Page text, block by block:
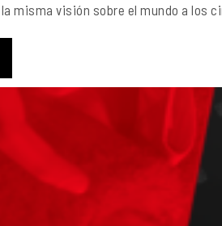
misma visión sobre el mundo a los